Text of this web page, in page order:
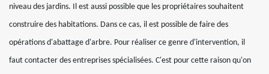
niveau des jardins. Il est aussi possible que les propriétaires souhaitent
construire des habitations. Dans ce cas, il est possible de faire des
opérations d'abattage d'arbre. Pour réaliser ce genre d'intervention, il
faut contacter des entreprises spécialisées. C'est pour cette raison qu'on